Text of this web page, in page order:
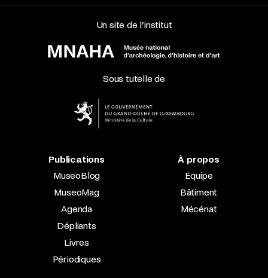
Un site de l’institut
Sous tutelle de
Publications
MuseoBlog
MuseoMag
Agenda
Dépliants
Livres
Périodiques
À propos
Équipe
Bâtiment
Mécénat